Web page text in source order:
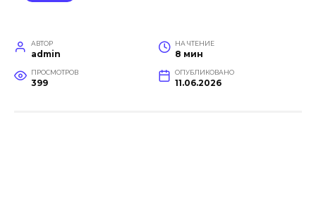
АВТОР
admin
НА ЧТЕНИЕ
8 мин
ПРОСМОТРОВ
399
ОПУБЛИКОВАНО
11.06.2026